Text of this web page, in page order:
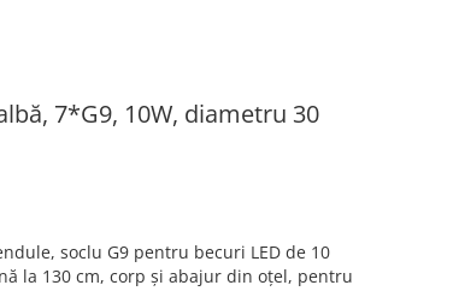
7*G9, 10W, diametru 30
soclu G9 pentru becuri LED de 10
la 130 cm, corp și abajur din oțel, pentru